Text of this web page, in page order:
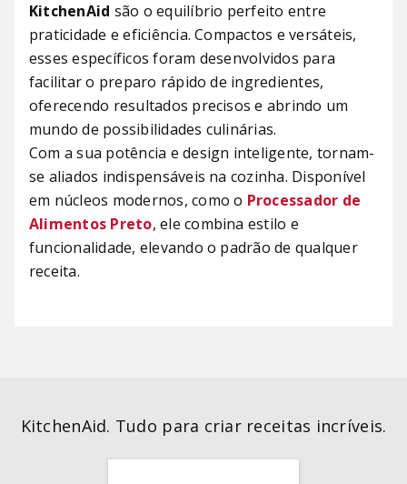
KitchenAid são o equilíbrio perfeito entre
praticidade e eficiência. Compactos e versáteis,
esses específicos foram desenvolvidos para
facilitar o preparo rápido de ingredientes,
oferecendo resultados precisos e abrindo um
mundo de possibilidades culinárias.
Com a sua potência e design inteligente, tornam-
se aliados indispensáveis ​​na cozinha. Disponível
em núcleos modernos, como o Processador de
Alimentos Preto, ele combina estilo e
funcionalidade, elevando o padrão de qualquer
receita.
KitchenAid. Tudo para criar receitas incríveis.